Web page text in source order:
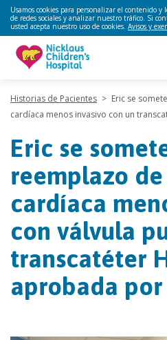
Usamos cookies para personalizar el contenido y
de redes sociales y analizar nuestro tráfico. Si
usted acepta nuestro uso de cookies. Avisos y
Historias de Pacientes > Eric se
cardíaca menos invasivo con un
Eric se
reemplazo
cardíaca
con válvula
transcatéter
aprobada por